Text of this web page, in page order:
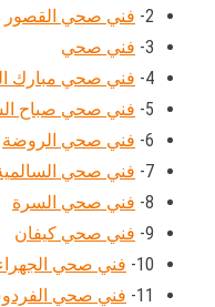
2- فني صحي القصور
3- فني صحي
4- فني صحي مبارك
5- فني صحي صباح
6- فني صحي الروضة
7- فني صحي
8- فني صحي السرة
9- فني صحي كيفان
10- فني صحي
11- فني صحي